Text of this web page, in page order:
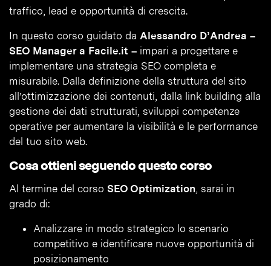
traffico, lead e opportunità di crescita.
In questo corso guidato da Alessandro D’Andrea –
SEO Manager a Facile.it – impari a progettare e
implementare una strategia SEO completa e
misurabile. Dalla definizione della struttura del sito
all’ottimizzazione dei contenuti, dalla link building alla
gestione dei dati strutturati, sviluppi competenze
operative per aumentare la visibilità e le performance
del tuo sito web.
Cosa ottieni seguendo questo corso
Al termine del corso SEO Optimization, sarai in
grado di:
Analizzare in modo strategico lo scenario
competitivo e identificare nuove opportunità di
posizionamento